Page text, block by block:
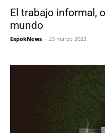
El trabajo informal,
mundo
ExpokNews - 23 marzo 2022